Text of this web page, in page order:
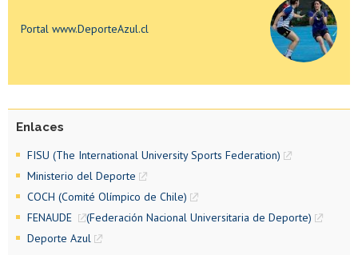
Portal www.DeporteAzul.cl
Consejo de Deportes de la Universidad de Chile
Portal www.DeporteAzul.cl
Enlaces
FISU (The International University Sports Federation)
Ministerio del Deporte
COCH (Comité Olímpico de Chile)
FENAUDE
(Federación Nacional Universitaria de Deporte)
Deporte Azul